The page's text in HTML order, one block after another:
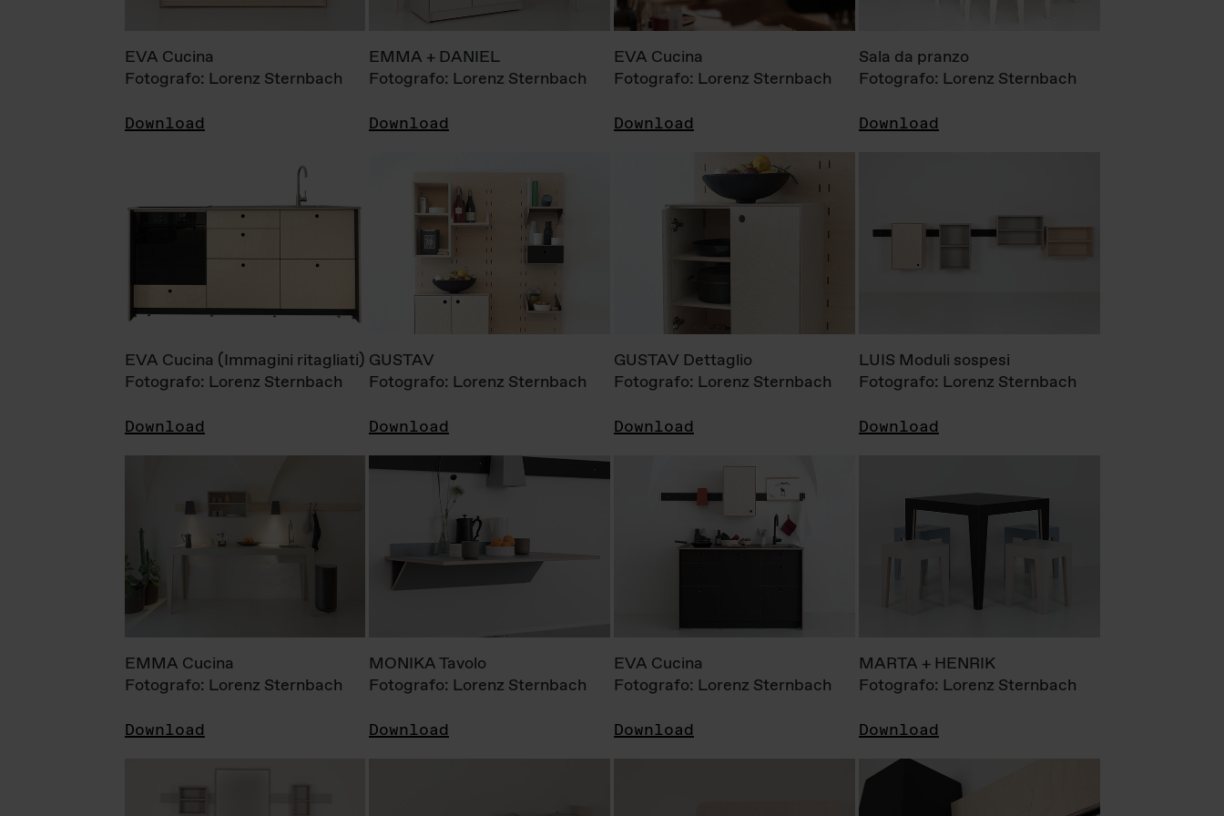
EVA Cucina
Fotografo: Lorenz Sternbach
Download
EMMA + DANIEL
Fotografo: Lorenz Sternbach
Download
EVA Cucina
Fotografo: Lorenz Sternbach
Download
Sala da pranzo
Fotografo: Lorenz Sternbach
Download
EVA Cucina (Immagini ritagliati)
Fotografo: Lorenz Sternbach
Download
GUSTAV
Fotografo: Lorenz Sternbach
Download
GUSTAV Dettaglio
Fotografo: Lorenz Sternbach
Download
LUIS Moduli sospesi
Fotografo: Lorenz Sternbach
Download
EMMA Cucina
Fotografo: Lorenz Sternbach
Download
MONIKA Tavolo
Fotografo: Lorenz Sternbach
Download
EVA Cucina
Fotografo: Lorenz Sternbach
Download
MARTA + HENRIK
Fotografo: Lorenz Sternbach
Download